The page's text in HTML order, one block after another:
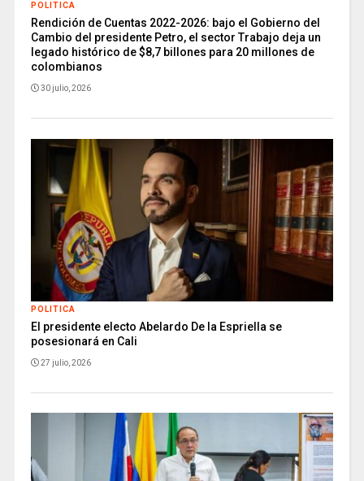
POLITICA
Rendición de Cuentas 2022-2026: bajo el Gobierno del
Cambio del presidente Petro, el sector Trabajo deja un
legado histórico de $8,7 billones para 20 millones de
colombianos
30 julio, 2026
POLITICA
El presidente electo Abelardo De la Espriella se
posesionará en Cali
27 julio, 2026